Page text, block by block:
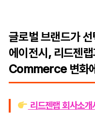
글로벌 브랜드가
에이전시, 리드젠
Commerce 변화
리드젠랩 회사소개